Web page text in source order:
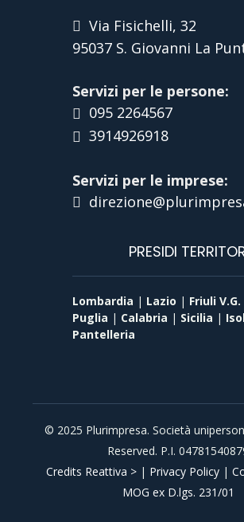
Via Fisichelli, 32
95037 S. Giovanni La
Servizi per le persone:
095 2264567
3914926918
Servizi per le imprese:
PRESIDI
Lombardia | Lazio | Friuli V.G.
Puglia | Calabria | Sicilia |
Pantelleria
© 2025 Plurimpresa. Società
Reserved. P.I.
Credits Reattiva >| Privacy Policy|
MOG ex D.lgs. 231/01